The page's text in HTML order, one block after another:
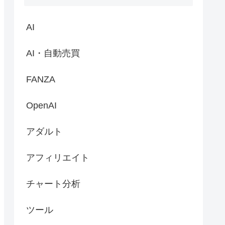
AI
AI・自動売買
FANZA
OpenAI
アダルト
アフィリエイト
チャート分析
ツール